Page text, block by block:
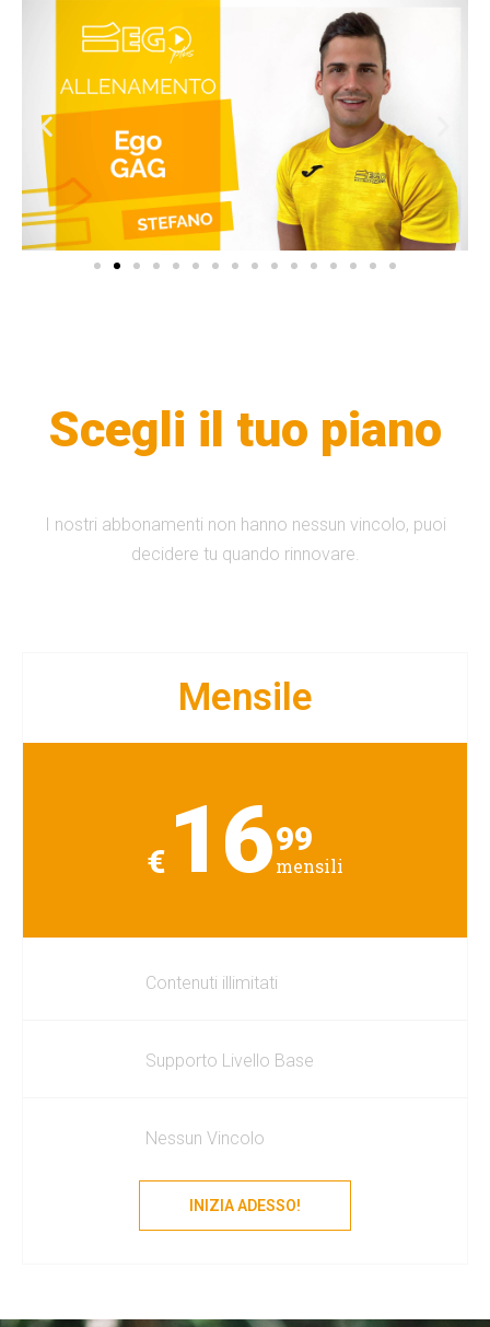
Scegli il tuo piano
I nostri abbonamenti non hanno nessun vincolo, puoi
decidere tu quando rinnovare.
Mensile
1699
mensili
Contenuti illimitati
Supporto Livello Base
Nessun Vincolo
INIZIA ADESSO!